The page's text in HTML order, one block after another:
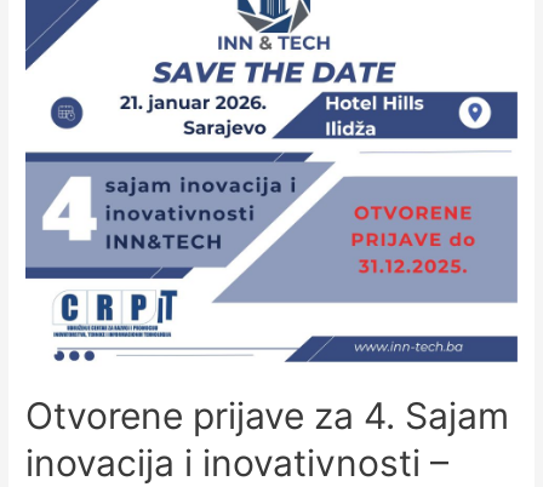
Otvorene prijave za 4. Sajam
inovacija i inovativnosti –